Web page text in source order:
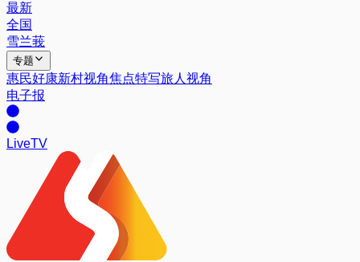
最新
全国
雪兰莪
专题
惠民好康新村视角焦点特写旅人视角
电子报
LiveTV